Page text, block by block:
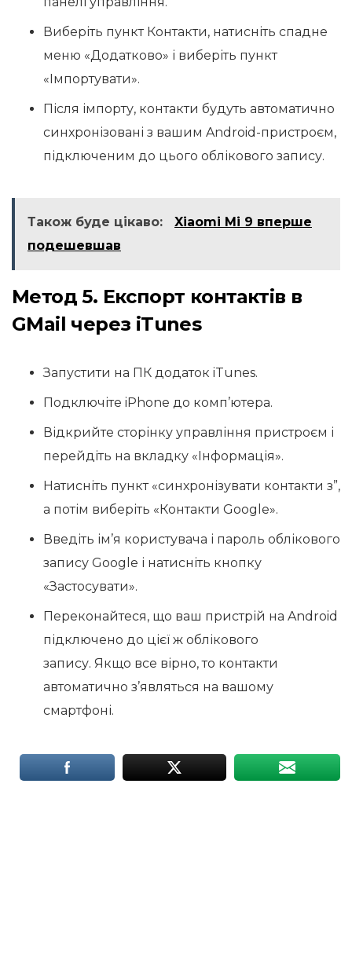
Виберіть пункт Контакти, натисніть спадне
меню «Додатково» і виберіть пункт
«Імпортувати».
Після імпорту, контакти будуть автоматично
синхронізовані з вашим Android-пристроєм,
підключеним до цього облікового запису.
Також буде цікаво:
Xiaomi Mi 9 вперше
подешевшав
Метод 5. Експорт контактів в
GMail через iTunes
Запустити на ПК додаток iTunes.
Подключіте iPhone до комп’ютера.
Відкрийте сторінку управління пристроєм і
перейдіть на вкладку «Інформація».
Натисніть пункт «синхронізувати контакти з”,
а потім виберіть «Контакти Google».
Введіть ім’я користувача і пароль облікового
запису Google і натисніть кнопку
«Застосувати».
Переконайтеся, що ваш пристрій на Android
підключено до цієї ж облікового
запису. Якщо все вірно, то контакти
автоматично з’являться на вашому
смартфоні.